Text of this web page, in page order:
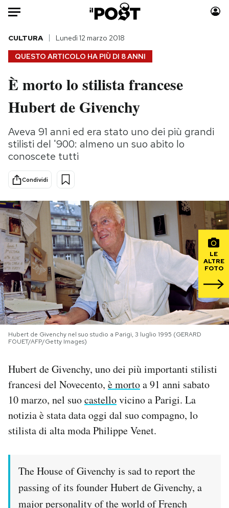
Auto
HOME
Italia
Politica
Tecnologia
Internet
Scienza
Cultura
Economia
Sport
Moda
Consumismi
Storie/Idee
Ok Boomer!
Mondiali calcio 2026
PODCAST
NEWSLETTER
I MIEI PREFERITI
CALENDARIO
AREA PERSONALE
Notifiche mobile
Hai bisogno di aiuto?
QUESTO ARTICOLO HA PIÙ DI 8 ANNI
CULTURA Lunedì 12 marzo 2018
È morto lo stilista francese
Hubert de Givenchy
Aveva 91 anni ed era stato uno dei più grandi
stilisti del '900: almeno un suo abito lo
conoscete tutti
Condividi
LE
ALTRE
FOTO
Hubert de Givenchy nel suo studio a Parigi, 3 luglio 1995 (GERARD
FOUET/AFP/Getty Images)
Hubert de Givenchy, uno dei più importanti stilisti
francesi del Novecento, è mortoa 91 anni sabato
10 marzo, nel suocastellovicino a Parigi. La
notizia è stata data oggi dal suo compagno, lo
stilista di alta moda Philippe Venet.
The House of Givenchy is sad to report the
passing of its founder Hubert de Givenchy, a
major personality of the world of French